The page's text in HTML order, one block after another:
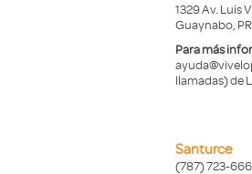
1329 Av. Luis
Guaynabo,
Para más
llamadas) de
Santurce
(787) 723-